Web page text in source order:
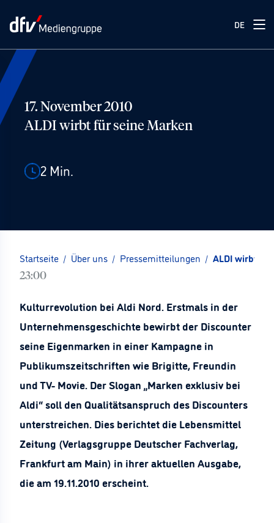
DE
17. November 2010
ALDI wirbt für seine Marken
2 Min.
Startseite / Über uns / Pressemitteilungen / ALDI wirbt
23:00
Kulturrevolution bei Aldi Nord. Erstmals in der
Unternehmensgeschichte bewirbt der Discounter
seine Eigenmarken in einer Kampagne in
Publikumszeitschriften wie Brigitte, Freundin
und TV- Movie. Der Slogan „Marken exklusiv bei
Aldi“ soll den Qualitätsanspruch des Discounters
unterstreichen. Dies berichtet die Lebensmittel
Zeitung (Verlagsgruppe Deutscher Fachverlag,
Frankfurt am Main) in ihrer aktuellen Ausgabe,
die am 19.11.2010 erscheint.